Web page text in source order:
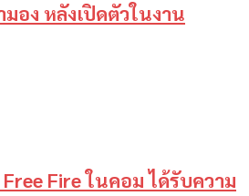
อง หลังเปิดตัวในงาน
Free Fire ในคอม ได้รับความ